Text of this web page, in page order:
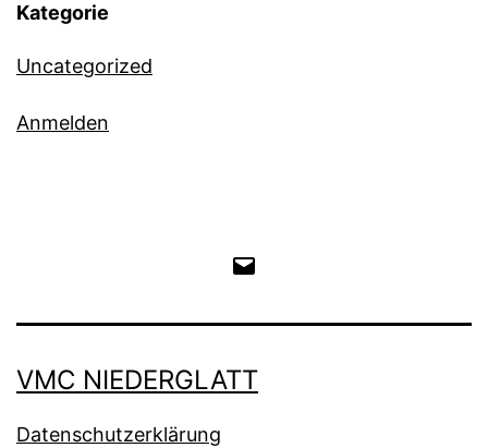
Kategorie
Uncategorized
Anmelden
an
VMC NIEDERGLATT
Datenschutzerklärung